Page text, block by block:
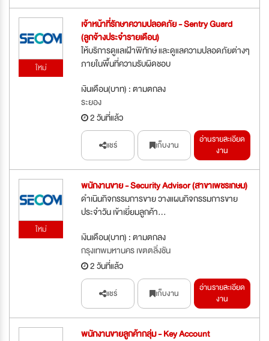
ใหม่
เจ้าหน้าที่รักษาความปลอดภัย - Sentry Guard
(ลูกจ้างประจำรายเดือน)
ให้บริการดูแลเฝ้าพิทักษ์ และดูแลความปลอดภัยต่างๆ
ภายในพื้นที่ความรับผิดชอบ
เงินเดือน(บาท) : ตามตกลง
ระยอง
2 วันที่แล้ว
แชร์ เก็บงาน
อ่านรายละเอียด
งาน
ใหม่
พนักงานขาย - Security Advisor (สาขาเพชรเกษม)
ดำเนินกิจกรรมการขาย วางแผนกิจกรรมการขาย
ประจำวัน เข้าเยี่ยมลูกค้า...
เงินเดือน(บาท) : ตามตกลง
กรุงเทพมหานคร เขตตลิ่งชัน
2 วันที่แล้ว
แชร์ เก็บงาน
อ่านรายละเอียด
งาน
พนักงานขายลูกค้ากลุ่ม - Key Account